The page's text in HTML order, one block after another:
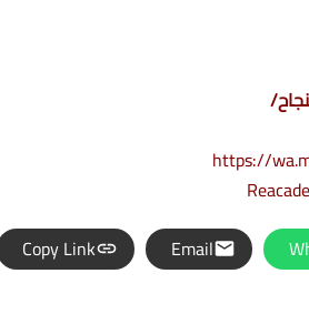
https://
Email
Copy Link